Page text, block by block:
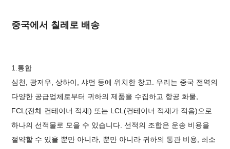
중국에서 칠레로 배송
1.통합
심천, 광저우, 상하이, 샤먼 등에 위치한 창고. 우리는 중국 전역의
다양한 공급업체로부터 귀하의 제품을 수집하고 항공 화물,
FCL(전체 컨테이너 적재) 또는 LCL(컨테이너 적재가 적음)으로
하나의 선적물로 모을 수 있습니다. 선적의 조합은 운송 비용을
절약할 수 있을 뿐만 아니라, 뿐만 아니라 귀하의 통관 비용, 최소